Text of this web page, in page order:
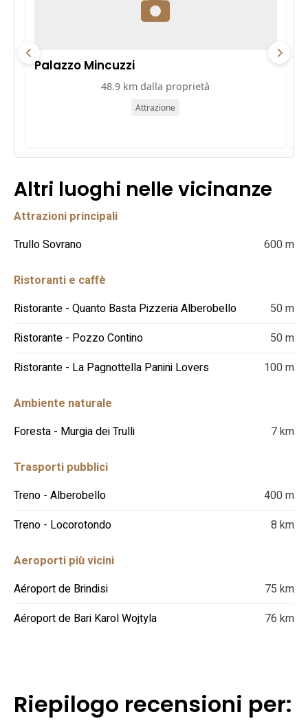
Palazzo Mincuzzi
48.9 km dalla proprietà
Attrazione
Altri luoghi nelle vicinanze
Attrazioni principali
Trullo Sovrano
600 m
Ristoranti e caffè
Ristorante - Quanto Basta Pizzeria Alberobello
50 m
Ristorante - Pozzo Contino
50 m
Ristorante - La Pagnottella Panini Lovers
100 m
Ambiente naturale
Foresta - Murgia dei Trulli
7 km
Trasporti pubblici
Treno - Alberobello
400 m
Treno - Locorotondo
8 km
Aeroporti più vicini
Aéroport de Brindisi
75 km
Aéroport de Bari Karol Wojtyla
76 km
Riepilogo recensioni per: